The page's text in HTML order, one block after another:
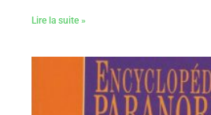
Lire la suite »